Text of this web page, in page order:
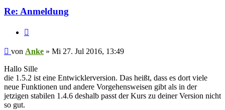
Re: Anmeldung
Beitrag
von Anke » Mi 27. Jul 2016, 13:49
Hallo Sille
die 1.5.2 ist eine Entwicklerversion. Das heißt, dass es dort viele
neue Funktionen und andere Vorgehensweisen gibt als in der
jetzigen stabilen 1.4.6 deshalb passt der Kurs zu deiner Version nicht
so gut.